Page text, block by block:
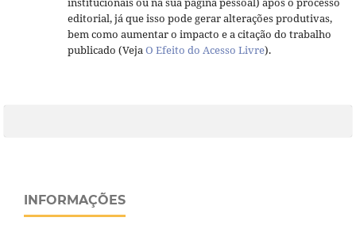
editorial, já que isso pode gerar alterações produtivas,
bem como aumentar o impacto e a citação do trabalho
publicado (VejaO Efeito do Acesso Livre).
INFORMAÇÕES